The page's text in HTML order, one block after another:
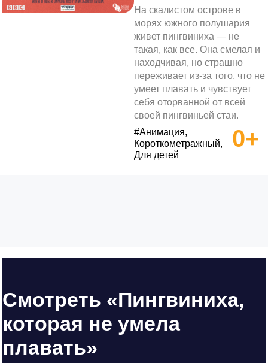
На скалистом острове в
морях южного полушария
живет пингвиниха — не
такая, как все. Она смелая и
находчивая, но страшно
переживает из-за того, что не
умеет плавать и чувствует
себя оторванной от всей
своей пингвиньей стаи.
#Анимация,
Короткометражный,
Для детей
0+
Смотреть «Пингвиниха,
которая не умела
плавать»